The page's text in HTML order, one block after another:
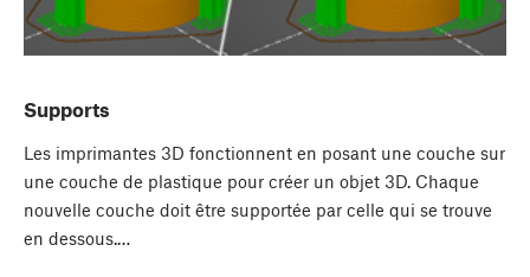
Supports
Les imprimantes 3D fonctionnent en posant une couche sur
une couche de plastique pour créer un objet 3D. Chaque
nouvelle couche doit être supportée par celle qui se trouve
en dessous.…